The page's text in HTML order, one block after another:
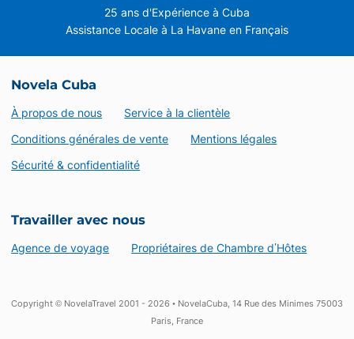
25 ans d'Expérience à Cuba
Assistance Locale à La Havane en Français
Novela Cuba
À propos de nous
Service à la clientèle
Conditions générales de vente
Mentions légales
Sécurité & confidentialité
Travailler avec nous
Agence de voyage Propriétaires de Chambre d’Hôtes
Copyright © NovelaTravel 2001 - 2026 • NovelaCuba, 14 Rue des Minimes 75003
Paris, France